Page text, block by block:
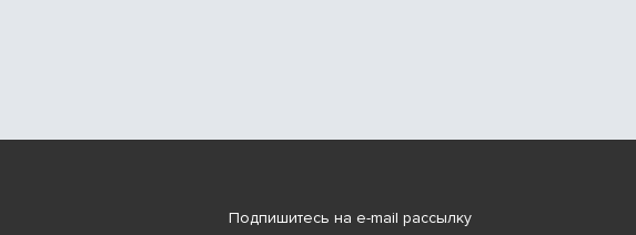
Подпишитесь на e-mail рассылку